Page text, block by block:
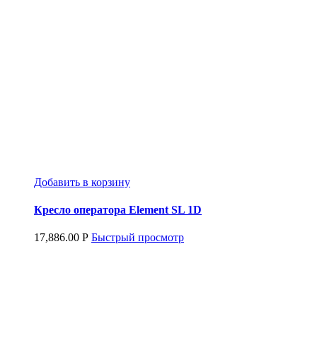
Добавить в корзину
Кресло оператора Element SL 1D
17,886.00 Р Быстрый просмотр